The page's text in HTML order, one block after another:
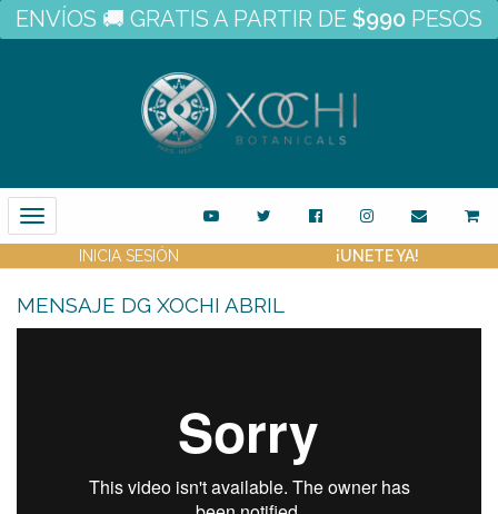
ENVÍOS 🚚 GRATIS A PARTIR DE $990 PESOS
Toggle
Navigation
INICIA SESIÓN ¡UNETE YA!
MENSAJE DG XOCHI ABRIL